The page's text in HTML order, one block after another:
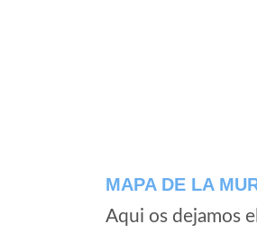
MAPA DE LA
Aqui os dejamos